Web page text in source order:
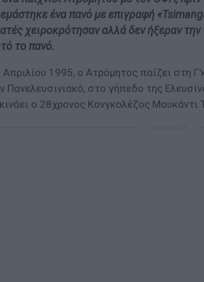
ένα πανό με επιγραφή
χειροκρότησαν αλλά δεν ήξεραν
το πανό.
Απριλίου 1995, ο Ατρόμητος παίζει στη
Πανελευσινιακό, στο γήπεδο της
ο 28χρονος Κονγκολέζος Μουκάντι